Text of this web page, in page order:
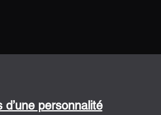
d’une personnalité